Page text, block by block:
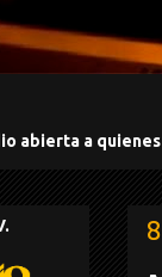
abierta a